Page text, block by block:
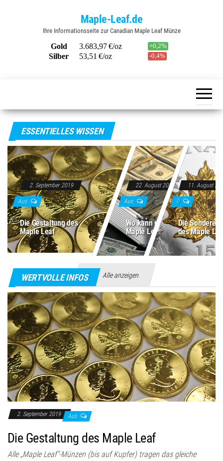
Maple-Leaf.de
Ihre Informationsseite zur Canadian Maple Leaf Münze
ESSENTIELLES WISSEN
2. September 2019
Aus
Die Gestaltung des
Maple Leaf
22. August 2019
Aus
Wo kann man einen
Maple Leaf kaufen?
11. August
0
Die
des Maple
WERTVOLLE INFOS Alle anzeigen
2. September 2019 Aus
Die Gestaltung des Maple Leaf
Alle „Maple Leaf“-Münzen (bis auf Kupfer) tragen das gleiche